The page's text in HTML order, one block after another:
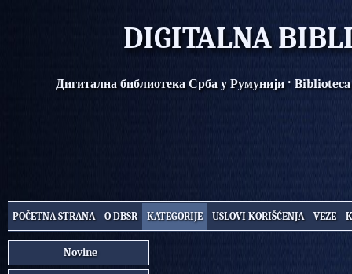
DIGITALNA
Дигитална библиотека Срба у Румунији·
POČETNA STRANA O DBSR KATEGORIJE USLOVI KORIŠĆENJA VEZE
Novine